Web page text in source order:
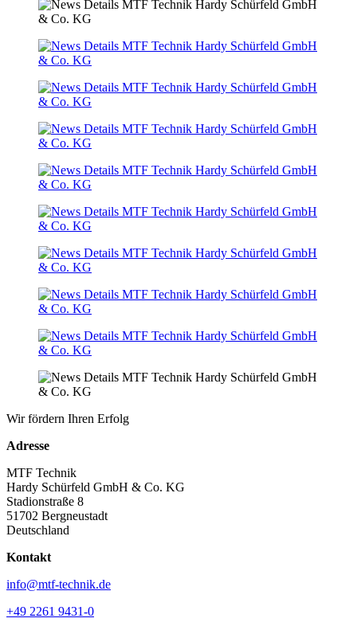
Wir fördern Ihren Erfolg
Adresse
MTF Technik
Hardy Schürfeld GmbH & Co. KG
Stadionstraße 8
51702 Bergneustadt
Deutschland
Kontakt
info@mtf-technik.de
+49 2261 9431-0